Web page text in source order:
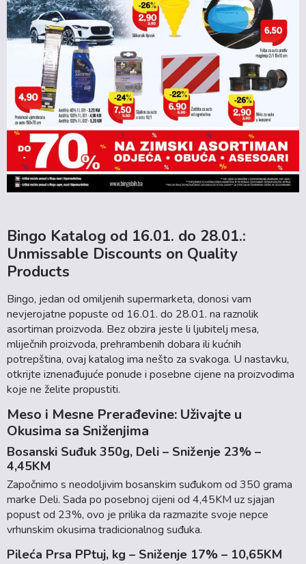
Bingo Katalog od 16.01. do 28.01.:
Unmissable Discounts on Quality
Products
Bingo, jedan od omiljenih supermarketa, donosi vam
nevjerojatne popuste od 16.01. do 28.01. na raznolik
asortiman proizvoda. Bez obzira jeste li ljubitelj mesa,
mliječnih proizvoda, prehrambenih dobara ili kućnih
potrepština, ovaj katalog ima nešto za svakoga. U nastavku,
otkrijte iznenađujuće ponude i posebne cijene na proizvodima
koje ne želite propustiti.
Meso i Mesne Prerađevine: Uživajte u
Okusima sa Sniženjima
Bosanski Suđuk 350g, Deli – Sniženje 23% –
4,45KM
Započnimo s neodoljivim bosanskim suđukom od 350 grama
marke Deli. Sada po posebnoj cijeni od 4,45KM uz sjajan
popust od 23%, ovo je prilika da razmazite svoje nepce
vrhunskim okusima tradicionalnog suđuka.
Pileća Prsa PPtuj, kg – Sniženje 17% – 10,65KM